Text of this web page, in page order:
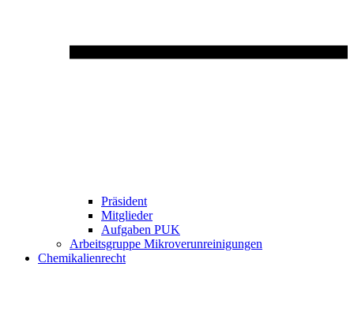
Präsident
Mitglieder
Aufgaben PUK
Arbeitsgruppe Mikroverunreinigungen
Chemikalienrecht